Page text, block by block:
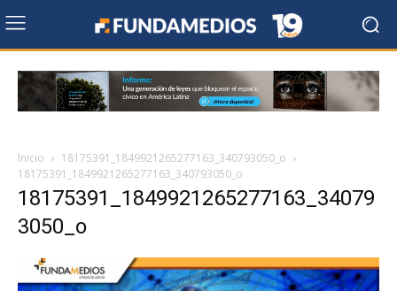
Inicio
18175391_1849921265277163_340793050_o
18175391_1849921265277163_340793050_o
18175391_1849921265277163_34079
3050_o